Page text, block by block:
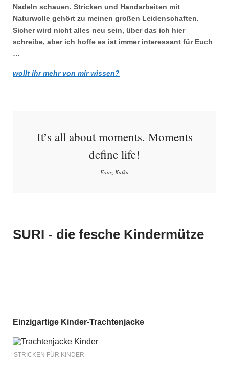
Nadeln schauen. Stricken und Handarbeiten mit
Naturwolle gehört zu meinen großen Leidenschaften.
Sicher wird nicht alles neu sein, über das ich hier
schreibe, aber ich hoffe es ist immer interessant für Euch
…
wollt ihr mehr von mir wissen?
It’s all about moments. Moments
define life!
Franz Kafka
SURI - die fesche Kindermütze
Einzigartige Kinder-Trachtenjacke
STRICKEN FÜR KINDER